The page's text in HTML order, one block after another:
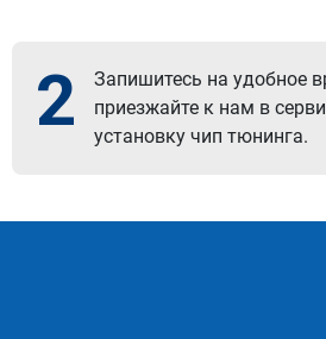
2
Запишитесь на удобное
приезжайте к нам в
установку чип тюнинга.